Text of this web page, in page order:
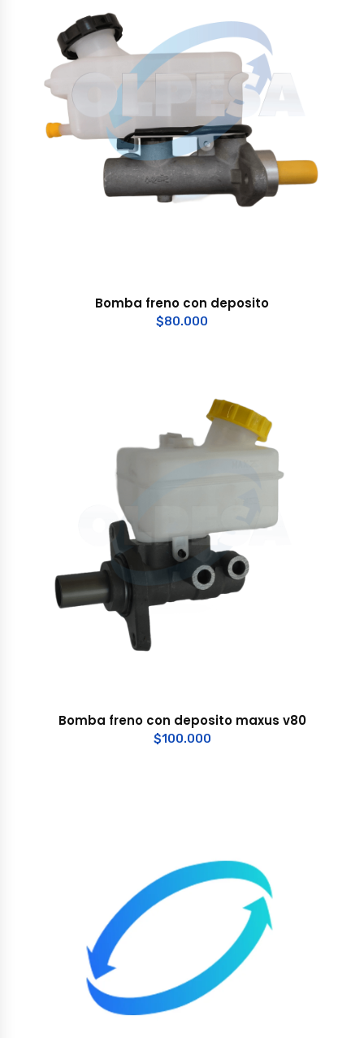
Bomba freno con deposito
$80.000
Bomba freno con deposito maxus v80
$100.000